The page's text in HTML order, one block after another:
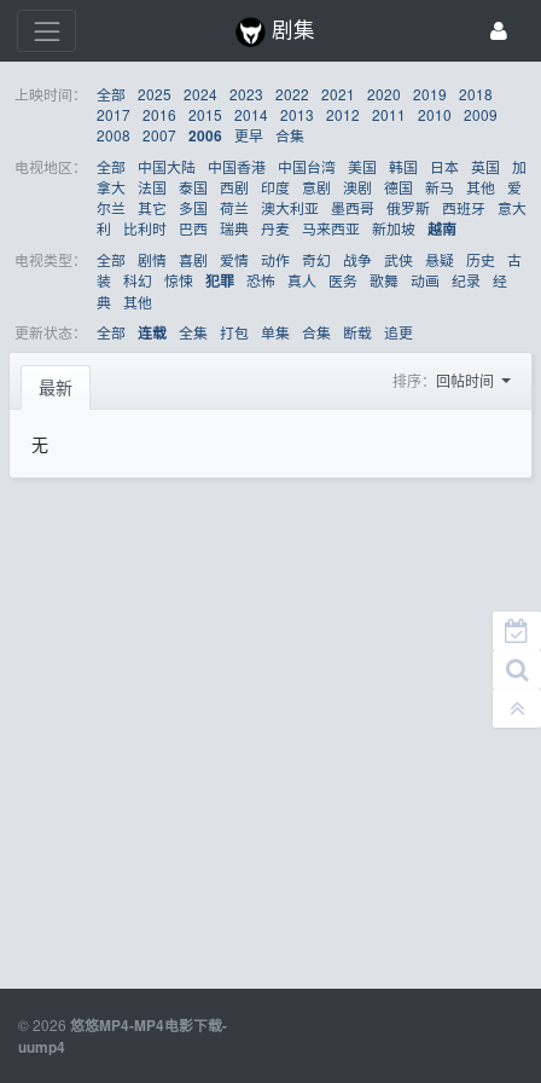
剧集
上映时间： 全部 2025 2024 2023 2022 2021 2020 2019
2018
2017 2016 2015 2014 2013 2012 2011 2010
2009
2008
2007 2006 更早 合集
电视地区：
全部 中国大陆 中国香港 中国台湾 美国 韩国 日本 英国
加
拿大 法国 泰国 西剧 印度 意剧 澳剧 德国 新马 其他
爱
尔兰
其它 多国 荷兰 澳大利亚 墨西哥 俄罗斯 西班牙
意大
利
比利时 巴西 瑞典 丹麦 马来西亚 新加坡 越南
电视类型：
全部 剧情 喜剧 爱情 动作 奇幻 战争 武侠 悬疑 历史
古
装 科幻 惊悚 犯罪 恐怖 真人 医务 歌舞 动画 纪录 经
典 其他
更新状态：
全部 连载 全集 打包 单集 合集 断载 追更
最新 排序： 回帖时间
无
© 2026 悠悠MP4-MP4电影下载-
uump4